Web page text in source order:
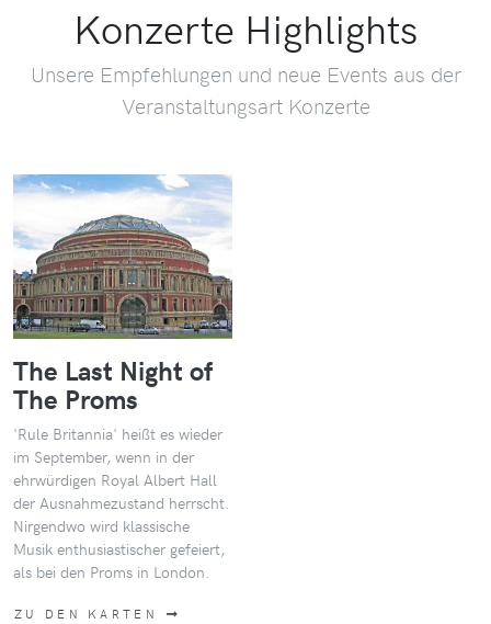
Konzerte Highlights
Unsere Empfehlungen und neue Events aus der
Veranstaltungsart Konzerte
The Last Night of
The Proms
'Rule Britannia' heißt es wieder
im September, wenn in der
ehrwürdigen Royal Albert Hall
der Ausnahmezustand herrscht.
Nirgendwo wird klassische
Musik enthusiastischer gefeiert,
als bei den Proms in London.
ZU DEN KARTEN